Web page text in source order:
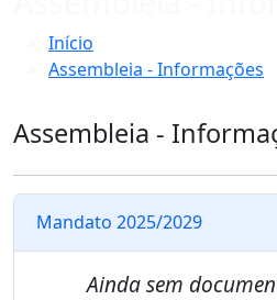
Início
Assembleia - Informações
Assembleia -
Mandato 2025/2029
Ainda sem